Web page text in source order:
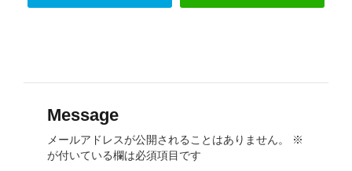
Message
メールアドレスが公開されることはありません。
※
が付いている欄は必須項目です